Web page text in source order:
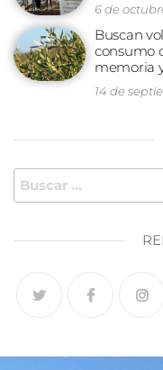
6 de
Buscan
consumo
memoria
14 de